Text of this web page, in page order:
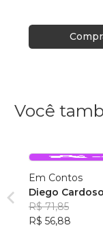
Você
Em Contos
Diego Cardoso
R$ 71,85
R$ 56,88